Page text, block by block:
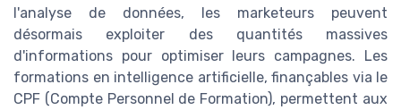
l'analyse de données, les marketeurs peuvent
désormais exploiter des quantités massives
d'informations pour optimiser leurs campagnes. Les
formations en intelligence artificielle, finançables via le
CPF (Compte Personnel de Formation), permettent aux